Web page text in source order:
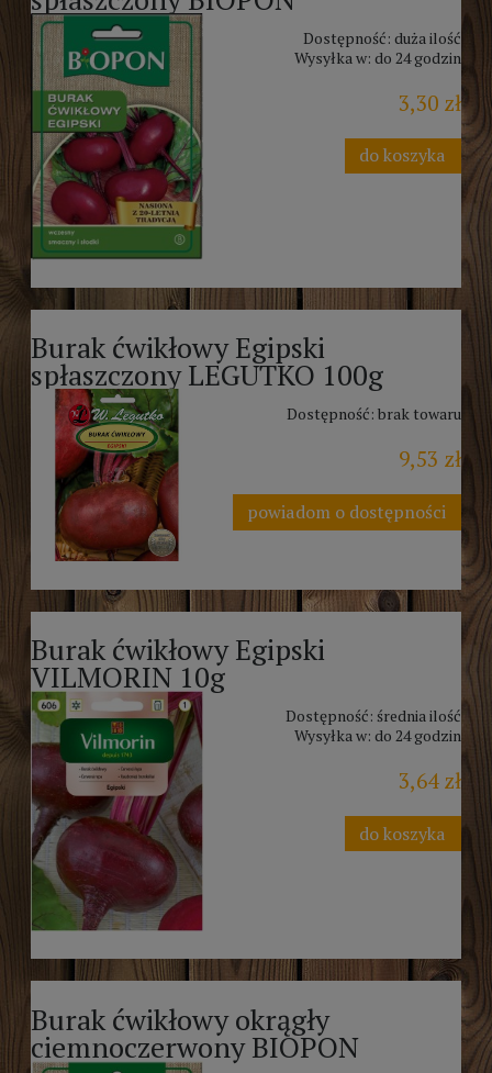
Dostępność: duża ilość
Wysyłka w: do 24 godzin
3,30 zł
do koszyka
Burak ćwikłowy Egipski
spłaszczony LEGUTKO 100g
Dostępność: brak towaru
9,53 zł
powiadom o dostępności
Burak ćwikłowy Egipski
VILMORIN 10g
Dostępność: średnia ilość
Wysyłka w: do 24 godzin
3,64 zł
do koszyka
Burak ćwikłowy okrągły
ciemnoczerwony BIOPON